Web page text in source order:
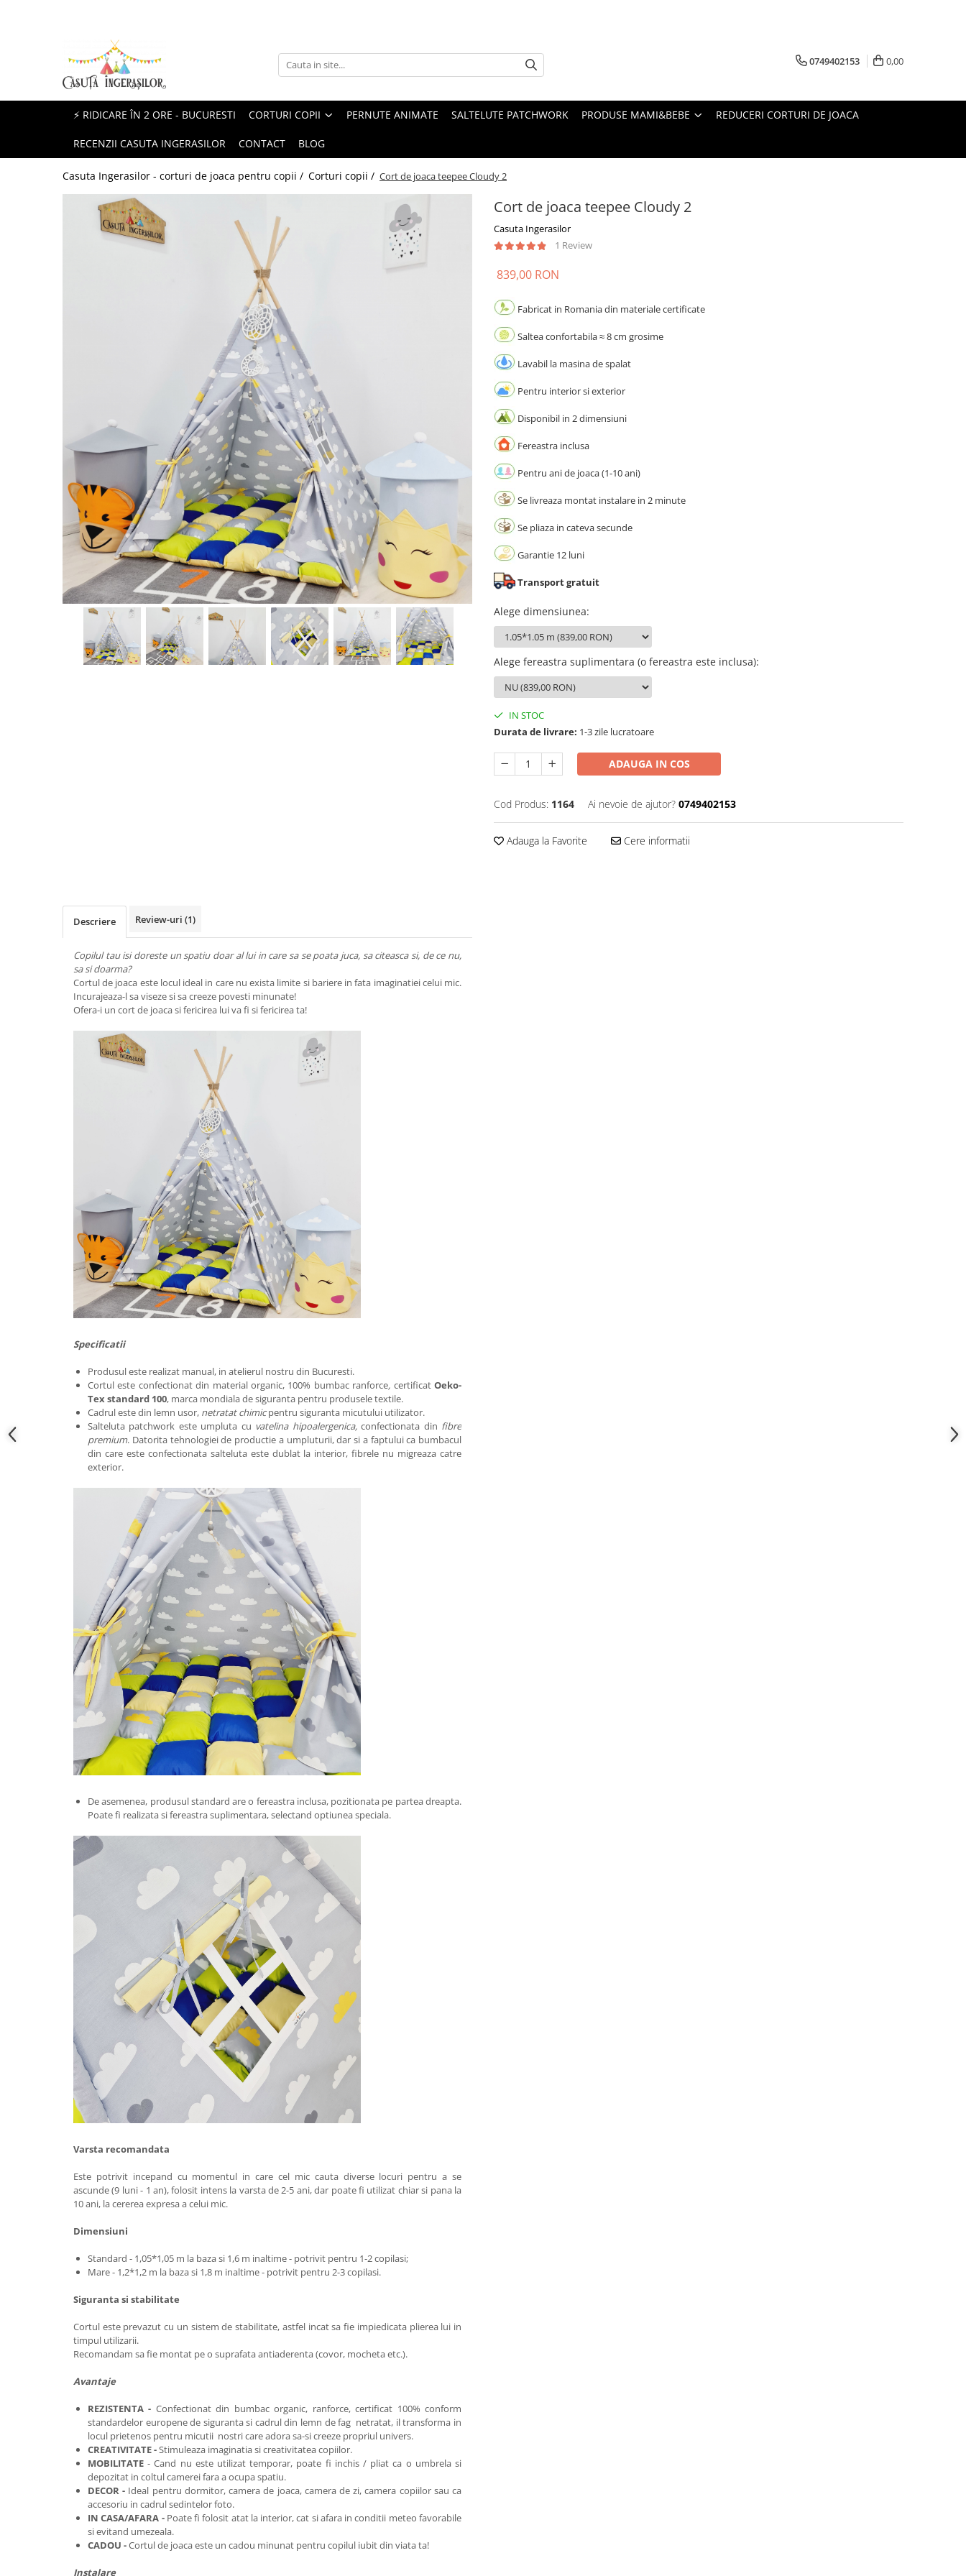
Corturi fetite
Corturi baieti
Corturi unisex
Produse Mami&Bebe
Perne gravida
Perne pentru alaptat
Paturici si Museline
Protectii patut impletite
0749402153 0,00
⚡ RIDICARE ÎN 2 ORE - BUCURESTI CORTURI COPII PERNUTE ANIMATE SALTELUTE PATCHWORK PRODUSE MAMI&BEBE REDUCERI CORTURI DE JOACA
RECENZII CASUTA INGERASILOR CONTACT BLOG
Casuta Ingerasilor - corturi de joaca pentru copii / Corturi copii / Cort de joaca teepee Cloudy 2
Cort de joaca teepee Cloudy 2
Casuta Ingerasilor
1 Review
839,00 RON
Fabricat in Romania din materiale certificate
Saltea confortabila ≈ 8 cm grosime
Lavabil la masina de spalat
Pentru interior si exterior
Disponibil in 2 dimensiuni
Fereastra inclusa
Pentru ani de joaca (1-10 ani)
Se livreaza montat instalare in 2 minute
Se pliaza in cateva secunde
Garantie 12 luni
Transport gratuit
Alege dimensiunea:
Alege fereastra suplimentara (o fereastra este inclusa):
IN STOC
Durata de livrare: 1-3 zile lucratoare
ADAUGA IN COS
Cod Produs: 1164 Ai nevoie de ajutor? 0749402153
Adauga la Favorite Cere informatii
Descriere Review-uri (1)
Copilul tau isi doreste un spatiu doar al lui in care sa se poata juca, sa citeasca si, de ce nu,
sa si doarma?
Cortul de joaca este locul ideal in care nu exista limite si bariere in fata imaginatiei celui mic.
Incurajeaza-l sa viseze si sa creeze povesti minunate!
Ofera-i un cort de joaca si fericirea lui va fi si fericirea ta!
Specificatii
Produsul este realizat manual, in atelierul nostru din Bucuresti.
Cortul este confectionat din material organic, 100% bumbac ranforce, certificatOeko-
Tex standard 100, marca mondiala de siguranta pentru produsele textile.
Cadrul este din lemn usor, netratat chimicpentru siguranta micutului utilizator.
Salteluta patchwork este umpluta cu vatelina hipoalergenica,confectionata din fibre
premium. Datorita tehnologiei de productie a umpluturii, dar si a faptului ca bumbacul
din care este confectionata salteluta este dublat la interior, fibrele nu migreaza catre
exterior.
De asemenea, produsul standard are o fereastra inclusa, pozitionata pe partea dreapta.
Poate fi realizata si fereastra suplimentara, selectand optiunea speciala.
Varsta recomandata
Este potrivit incepand cu momentul in care cel mic cauta diverse locuri pentru a se
ascunde (9 luni - 1 an), folosit intens la varsta de 2-5 ani, dar poate fi utilizat chiar si pana la
10 ani, la cererea expresa a celui mic.
Dimensiuni
Standard - 1,05*1,05 m la baza si 1,6 m inaltime - potrivit pentru 1-2 copilasi;
Mare - 1,2*1,2 m la baza si 1,8 m inaltime - potrivit pentru 2-3 copilasi.
Siguranta si stabilitate
Cortul este prevazut cu un sistem de stabilitate, astfel incat sa fie impiedicata plierea lui in
timpul utilizarii.
Recomandam sa fie montat pe o suprafata antiaderenta (covor, mocheta etc.).
Avantaje
REZISTENTA - Confectionat din bumbac organic, ranforce, certificat 100% conform
standardelor europene de siguranta si cadrul din lemn de fag netratat, il transforma in
locul prietenos pentru micutii nostri care adora sa-si creeze propriul univers.
CREATIVITATE -Stimuleaza imaginatia si creativitatea copiilor.
MOBILITATE- Cand nu este utilizat temporar, poate fi inchis / pliat ca o umbrela si
depozitat in coltul camerei fara a ocupa spatiu.
DECOR - Ideal pentru dormitor, camera de joaca, camera de zi, camera copiilor sau ca
accesoriu in cadrul sedintelor foto.
IN CASA/AFARA - Poate fi folosit atat la interior, cat si afara in conditii meteo favorabile
si evitand umezeala.
CADOU -Cortul de joaca este un cadou minunat pentru copilul iubit din viata ta!
Instalare